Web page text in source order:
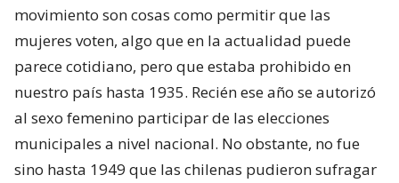
movimiento son cosas como permitir que las
mujeres voten, algo que en la actualidad puede
parece cotidiano, pero que estaba prohibido en
nuestro país hasta 1935. Recién ese año se autorizó
al sexo femenino participar de las elecciones
municipales a nivel nacional. No obstante, no fue
sino hasta 1949 que las chilenas pudieron sufragar